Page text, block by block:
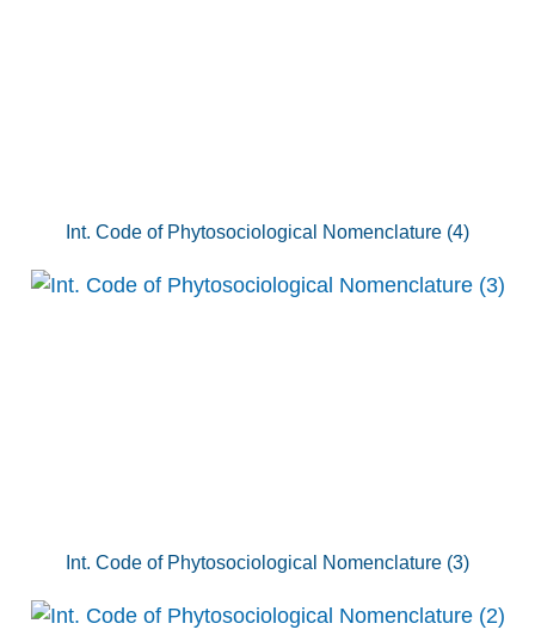
Int. Code of Phytosociological Nomenclature (4)
Int. Code of Phytosociological Nomenclature (3)